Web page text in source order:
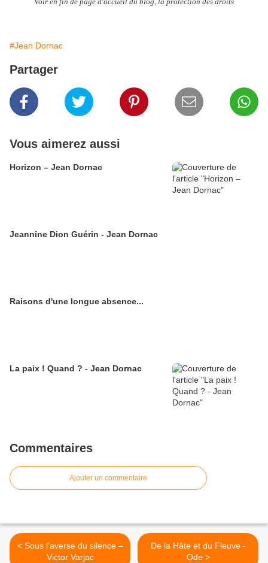
#Jean Dornac
Partager
Vous aimerez aussi
Horizon – Jean Dornac
Jeannine Dion Guérin - Jean Dornac
Raisons d'une longue absence...
La paix ! Quand ? - Jean Dornac
Commentaires
Ajouter un commentaire
< Sous l’averse du silence –
Victor Varjac
De la Hâte et du Fleuve -
Ode >